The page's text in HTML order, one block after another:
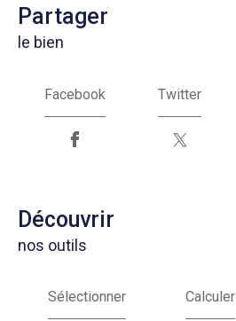
partager
le bien
Facebook Twitter
découvrir
nos outils
Sélectionner Calculer